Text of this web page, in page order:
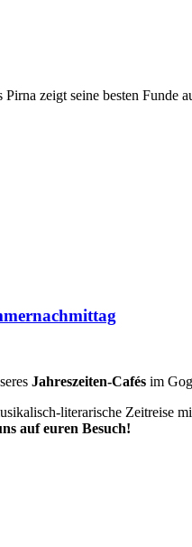
zeigt seine besten
Jahreszeiten-Cafés im
literarische Zeitreise
auf euren Besuch!